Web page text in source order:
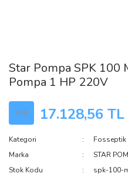
Star Pompa SPK 100
Pompa 1 HP 220V
%8 17.128,56 TL
Kategori
Fosseptik
Marka
STAR
Stok Kodu
spk-100-